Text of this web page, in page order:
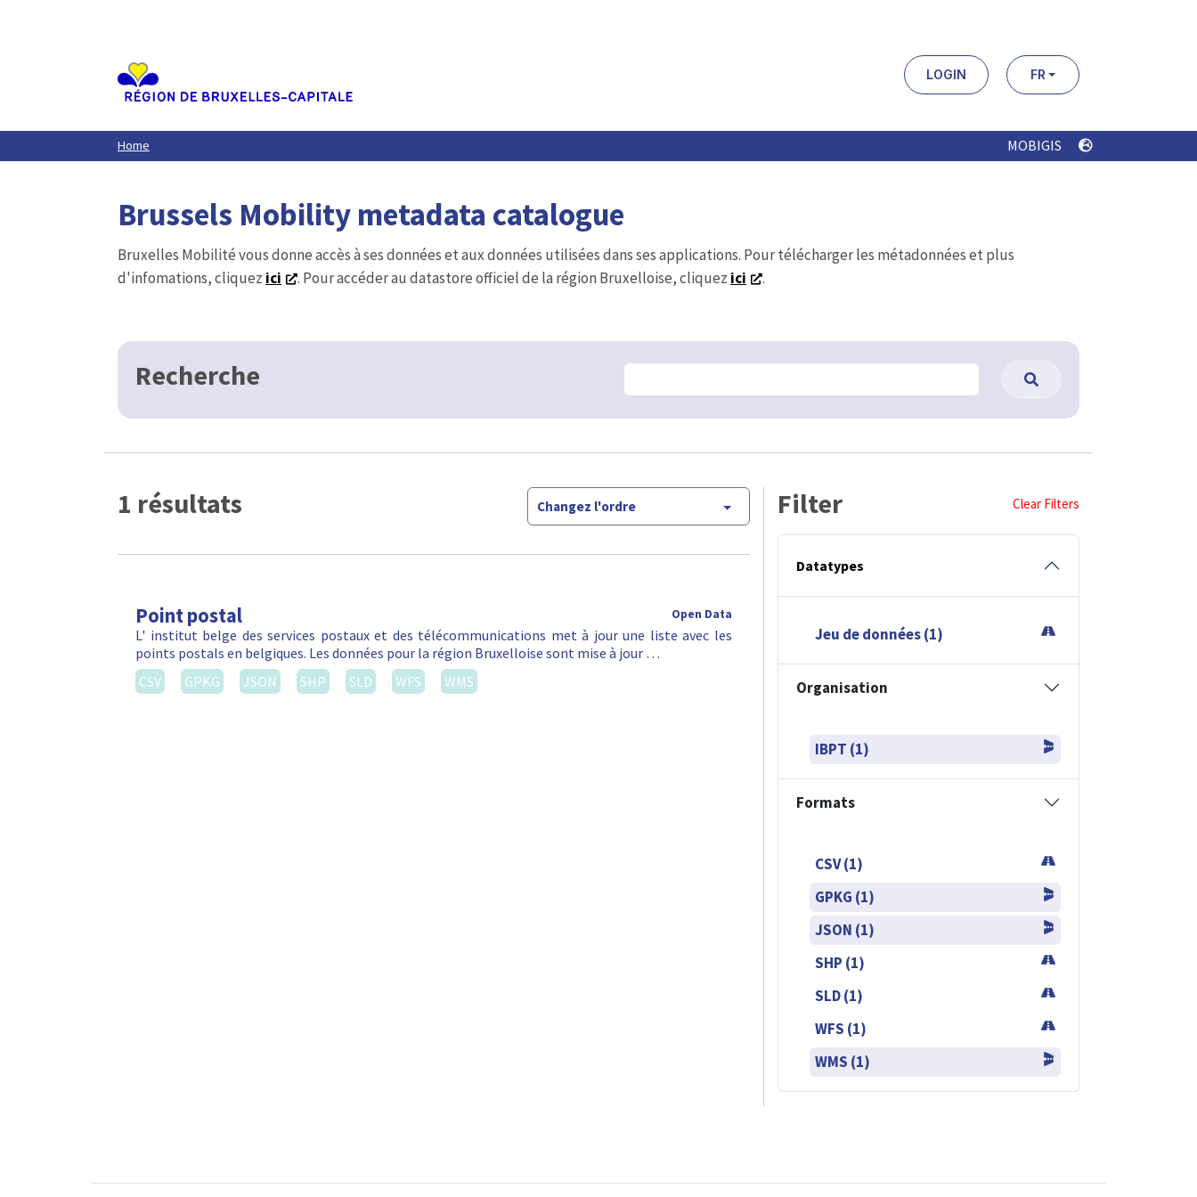
LOGIN FR
Home MOBIGIS
Brussels Mobility metadata catalogue
Bruxelles Mobilité vous donne accès à ses données et aux données utilisées dans ses applications. Pour télécharger les métadonnées et plus
d'infomations, cliquez ici . Pour accéder au datastore officiel de la région Bruxelloise, cliquez ici .
Recherche
1 résultats Changez l'ordre
Point postal Open Data
L' institut belge des services postaux et des télécommunications met à jour une liste avec les
points postals en belgiques. Les données pour la région Bruxelloise sont mise à jour …
CSV
GPKG JSON SHP SLD WFS WMS
Filter Clear Filters
Datatypes
Jeu de données (1)
Organisation
IBPT (1)
Formats
CSV (1)
GPKG (1)
JSON (1)
SHP (1)
SLD (1)
WFS (1)
WMS (1)